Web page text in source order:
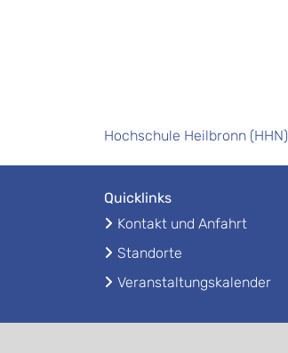
Hochschule Heilbronn (HHN)
Quicklinks
Kontakt und Anfahrt
Standorte
Veranstaltungskalender